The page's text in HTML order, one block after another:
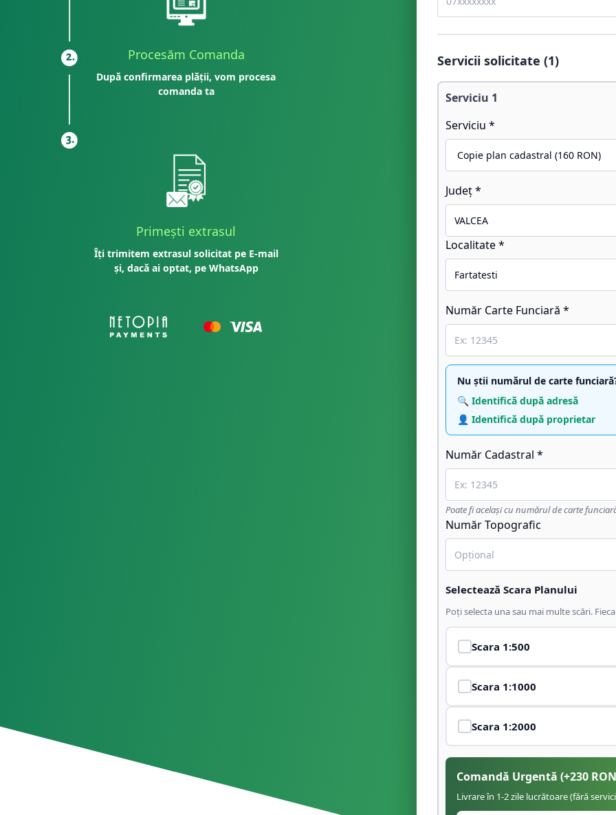
Procesăm Comanda
După confirmarea plății, vom procesa
comanda ta
Primești extrasul
Îți trimitem extrasul solicitat pe E-mail
și, dacă ai optat, pe WhatsApp
Servicii solicitate (1)
Serviciu 1
Serviciu *
Județ *
Localitate *
Număr Carte Funciară *
Nu știi numărul de carte
🔍 Identifică după adresă
👤 Identifică după proprietar
Număr Cadastral *
Poate fi același cu numărul de carte
Număr Topografic
Selectează Scara Planului
Poți selecta una sau mai multe scări.
Scara 1:500
Scara 1:1000
Scara 1:2000
Comandă Urgentă (+230
Livrare în 1-2 zile lucrătoare (fără